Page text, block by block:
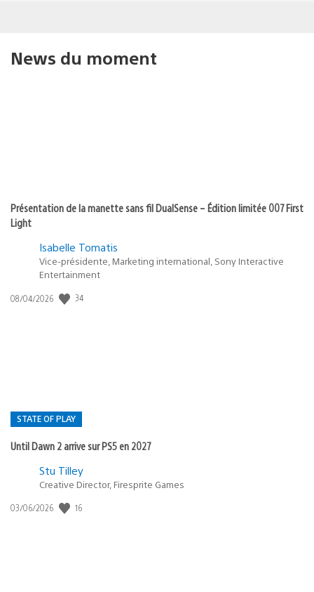
News du moment
Présentation de la manette sans fil DualSense – Édition limitée 007 First
Light
Isabelle Tomatis
Vice-présidente, Marketing international, Sony Interactive
Entertainment
Date
08/04/2026 34
STATE OF PLAY
Until Dawn 2 arrive sur PS5 en 2027
Postée
:
Stu Tilley
Creative Director, Firesprite Games
Date
03/06/2026 16